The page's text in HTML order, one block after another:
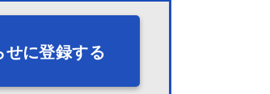
せに登録する